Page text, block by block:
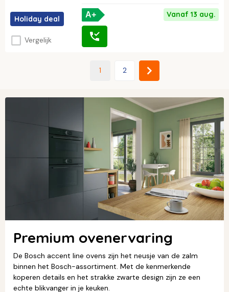
Holiday deal
Vergelijk
A+ Vanaf 13 aug.
1 2
Premium ovenervaring
De Bosch accent line ovens zijn het neusje van de zalm
binnen het Bosch-assortiment. Met de kenmerkende
koperen details en het strakke zwarte design zijn ze een
echte blikvanger in je keuken.